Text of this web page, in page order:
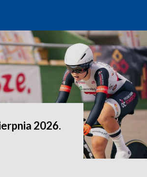
2026.